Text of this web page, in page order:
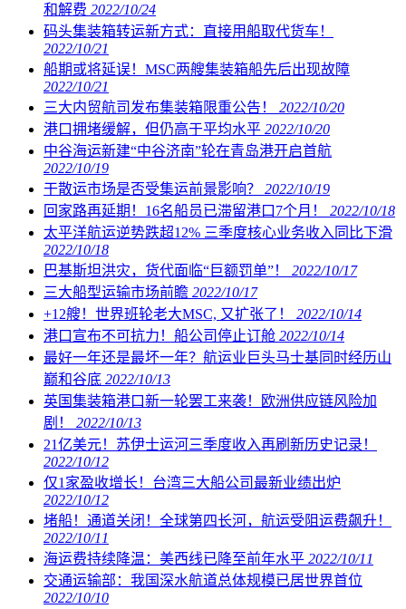
和解费 2022/10/24
码头集装箱转运新方式：直接用船取代货车！
2022/10/21
船期或将延误！MSC两艘集装箱船先后出现故障
2022/10/21
三大内贸航司发布集装箱限重公告！
2022/10/20
港口拥堵缓解，但仍高于平均水平 2022/10/20
中谷海运新建“中谷济南”轮在青岛港开启首航
2022/10/19
干散运市场是否受集运前景影响？
2022/10/19
回家路再延期！16名船员已滞留港口7个月！
2022/10/18
太平洋航运逆势跌超12% 三季度核心业务收入同比下滑
2022/10/18
巴基斯坦洪灾，货代面临“巨额罚单”！
2022/10/17
三大船型运输市场前瞻 2022/10/17
+12艘！世界班轮老大MSC, 又扩张了！
2022/10/14
港口宣布不可抗力！船公司停止订舱 2022/10/14
最好一年还是最坏一年？航运业巨头马士基同时经历山
巅和谷底 2022/10/13
英国集装箱港口新一轮罢工来袭！欧洲供应链风险加
剧！
2022/10/13
21亿美元！苏伊士运河三季度收入再刷新历史记录！
2022/10/12
仅1家盈收增长！台湾三大船公司最新业绩出炉
2022/10/12
堵船！通道关闭！全球第四长河，航运受阻运费飙升！
2022/10/11
海运费持续降温：美西线已降至前年水平 2022/10/11
交通运输部：我国深水航道总体规模已居世界首位
2022/10/10